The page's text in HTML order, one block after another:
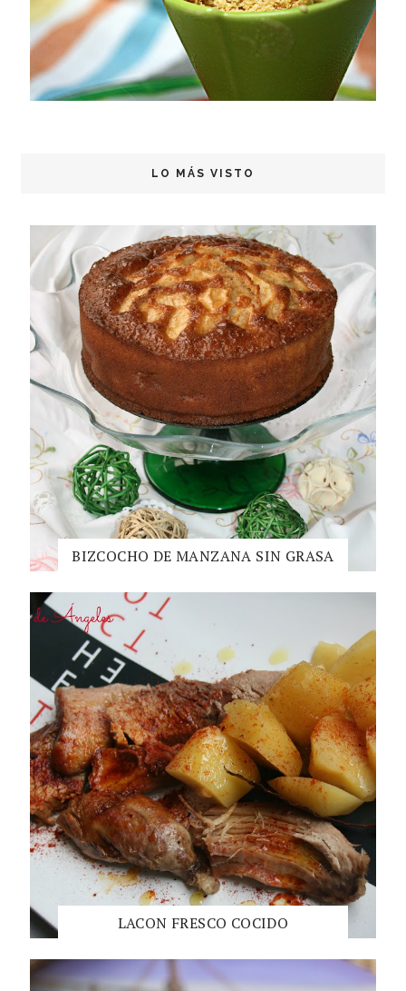
LO MÁS VISTO
BIZCOCHO DE MANZANA SIN GRASA
LACON FRESCO COCIDO